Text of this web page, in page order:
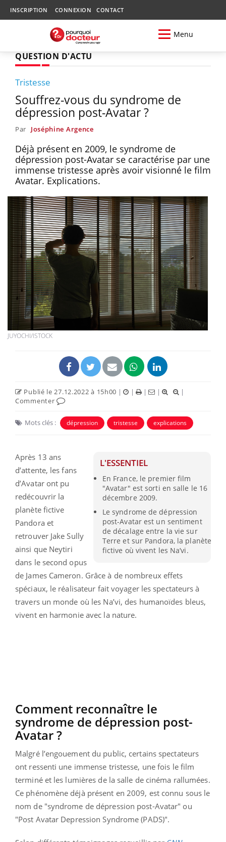
INSCRIPTION CONNEXION CONTACT
Menu
QUESTION D'ACTU
Tristesse
Souffrez-vous du syndrome de
dépression post-Avatar ?
Par Joséphine Argence
Déjà présent en 2009, le syndrome de
dépression post-Avatar se caractérise par une
immense tristesse après avoir visionné le film
Avatar. Explications.
JUYOCHI/ISTOCK
Publié le 27.12.2022 à 15h00 | | | |
|
Commenter
Mots clés : dépression tristesse explications
L'ESSENTIEL
En France, le premier film
"Avatar" est sorti en salle le 16
décembre 2009.
Le syndrome de dépression
post-Avatar est un sentiment
de décalage entre la vie sur
Terre et sur Pandora, la planète
fictive où vivent les Na’vi.
Après 13 ans
d’attente, les fans
d’Avatar ont pu
redécouvrir la
planète fictive
Pandora et
retrouver Jake Sully
ainsi que Neytiri
dans le second opus
de James Cameron. Grâce à de nombreux effets
spéciaux, le réalisateur fait voyager les spectateurs à
travers un monde où les Na’vi, des humanoïdes bleus,
vivent en harmonie avec la nature.
Comment reconnaître le
syndrome de dépression post-
Avatar ?
Malgré l’engouement du public, certains spectateurs
ont ressenti une immense tristesse, une fois le film
terminé et les lumières de la salle de cinéma rallumées.
Ce phénomène déjà présent en 2009, est connu sous le
nom de "syndrome de dépression post-Avatar" ou
"Post Avatar Depression Syndrome (PADS)".